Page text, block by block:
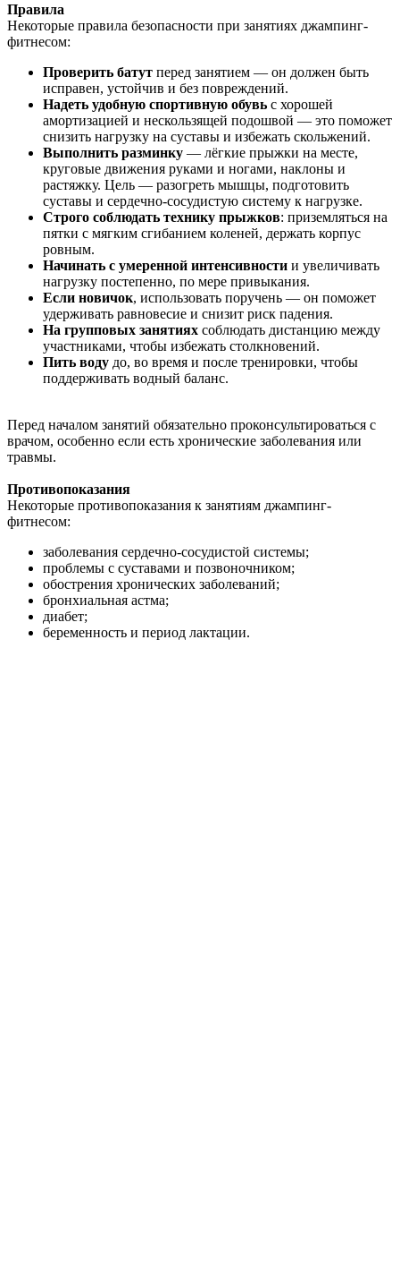
Правила
Некоторые правила безопасности при занятиях джампинг-
фитнесом:
Проверить батут перед занятием — он должен быть
исправен, устойчив и без повреждений.
Надеть удобную спортивную обувь с хорошей
амортизацией и нескользящей подошвой — это поможет
снизить нагрузку на суставы и избежать скольжений.
Выполнить разминку — лёгкие прыжки на месте,
круговые движения руками и ногами, наклоны и
растяжку. Цель — разогреть мышцы, подготовить
суставы и сердечно-сосудистую систему к нагрузке.
Строго соблюдать технику прыжков: приземляться на
пятки с мягким сгибанием коленей, держать корпус
ровным.
Начинать с умеренной интенсивности и увеличивать
нагрузку постепенно, по мере привыкания.
Если новичок, использовать поручень — он поможет
удерживать равновесие и снизит риск падения.
На групповых занятиях соблюдать дистанцию между
участниками, чтобы избежать столкновений.
Пить воду до, во время и после тренировки, чтобы
поддерживать водный баланс.
Перед началом занятий обязательно проконсультироваться с
врачом, особенно если есть хронические заболевания или
травмы.
Противопоказания
Некоторые противопоказания к занятиям джампинг-
фитнесом:
заболевания сердечно-сосудистой системы;
проблемы с суставами и позвоночником;
обострения хронических заболеваний;
бронхиальная астма;
диабет;
беременность и период лактации.